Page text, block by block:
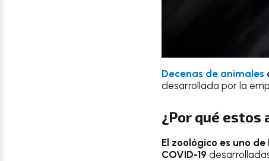
Decenas de animales
desarrollada por la
¿Por qué estos
El zoológico es uno
COVID-19